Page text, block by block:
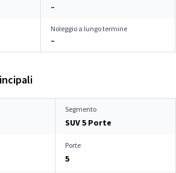
–
Noleggio a lungo termine
–
Segmento
SUV 5 Porte
Porte
5